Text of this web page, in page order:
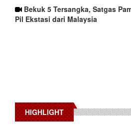
Bekuk 5 Tersangka, Satgas
Pil Ekstasi dari Malaysia
HIGHLIGHT